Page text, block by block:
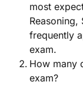
most
Reasoning,
frequently
exam.
How many
exam?